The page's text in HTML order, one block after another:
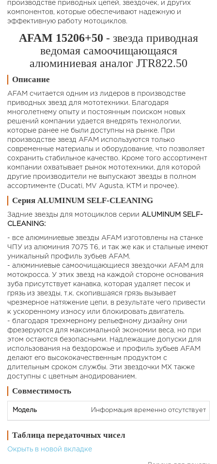
производстве приводных цепей, звездочек, и других
компонентов, которые обеспечивают надежную и
эффективную работу мотоциклов.
AFAM 15206+50 - звезда приводная
ведомая самоочищающаяся
алюминиевая аналог JTR822.50
Описание
AFAM считается одним из лидеров в производстве
приводных звезд для мототехники. Благодаря
многолетнему опыту и постоянным поиском новых
решений компании удается внедрять технологии,
которые ранее не были доступны на рынке. При
производстве звезд AFAM используются только
современные материалы и оборудование, что позволяет
сохранить стабильное качество. Кроме того ассортимент
компании охватывает рынок мототехники, для которой
другие производители не выпускают звезды в полном
ассортименте (Ducati, MV Agusta, KTM и прочее).
Серия ALUMINUM SELF-CLEANING
Задние звезды для мотоциклов cерии ALUMINUM SELF-
CLEANING:
- все алюминиевые звезды AFAM изготовлены на станке
ЧПУ из алюминия 7075 T6, и так же как и стальные имеют
уникальный профиль зубьев AFAM.
- алюминиевые самоочищающиеся звездочки AFAM для
мотокросса. У этих звезд на каждой стороне основания
зуба присутствует канавка, которая удаляет песок и
грязь из звезды, т.к. скопившаяся грязь вызывает
чрезмерное натяжение цепи, в результате чего привести
к ускоренному износу или блокировать двигатель.
- благодаря трехмерному рельефному дизайну они
фрезеруются для максимальной экономии веса, но при
этом остаются безопасными. Надлежащие допуски для
использования на бездорожье и профиль зубьев AFAM
делают его высококачественным продуктом с
длительным сроком службы. Эти звездочки MX также
доступны с цветным анодированием.
Совместимость
Информация временно отсутствует
Таблица передаточных чисел
Окрыть в новой вкладке